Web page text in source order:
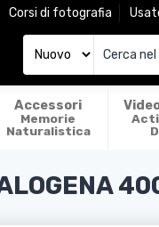
Corsi di fotografia
Accessori
Memorie
Naturalistica